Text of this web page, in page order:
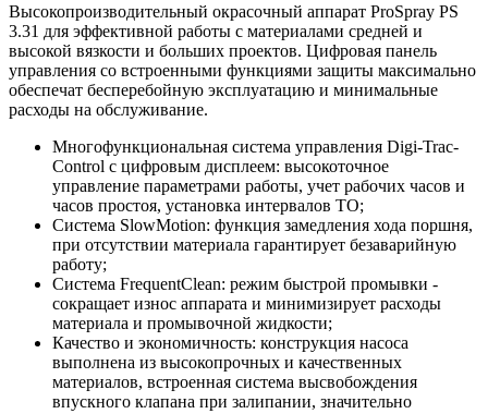
Высокопроизводительный окрасочный аппарат ProSpray PS
3.31 для эффективной работы с материалами средней и
высокой вязкости и больших проектов. Цифровая панель
управления со встроенными функциями защиты максимально
обеспечат бесперебойную эксплуатацию и минимальные
расходы на обслуживание.
Многофункциональная система управления Digi-Trac-
Control с цифровым дисплеем: высокоточное
управление параметрами работы, учет рабочих часов и
часов простоя, установка интервалов ТО;
Система SlowMotion: функция замедления хода поршня,
при отсутствии материала гарантирует безаварийную
работу;
Система FrequentClean: режим быстрой промывки -
сокращает износ аппарата и минимизирует расходы
материала и промывочной жидкости;
Качество и экономичность: конструкция насоса
выполнена из высокопрочных и качественных
материалов, встроенная система высвобождения
впускного клапана при залипании, значительно